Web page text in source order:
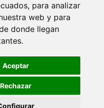
para analizar
web y para
donde llegan
Aceptar
Rechazar